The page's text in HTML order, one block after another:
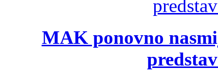
MAK ponovno